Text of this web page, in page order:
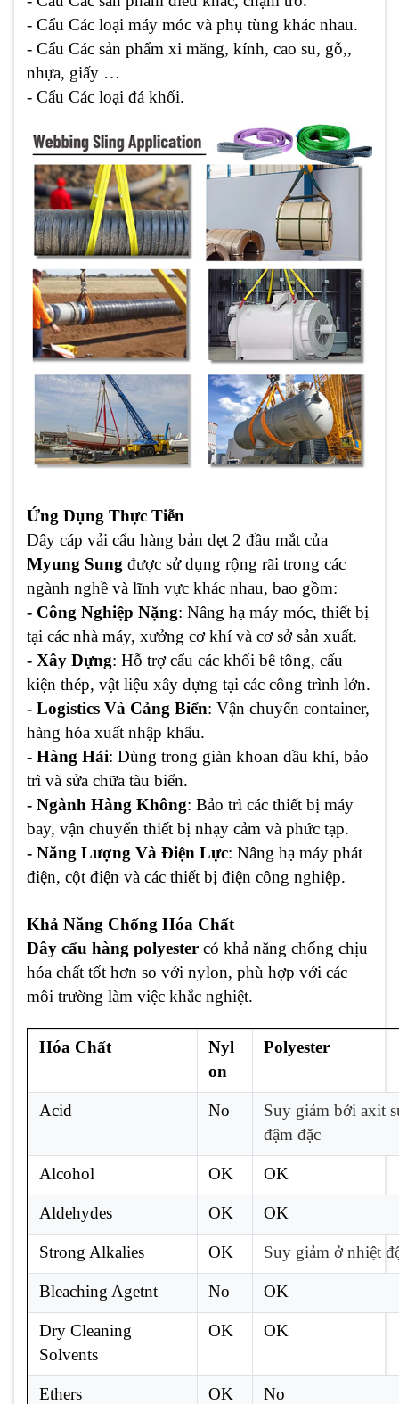
- Cẩu Các loại máy móc và phụ tùng khác nhau.
- Cẩu Các sản phẩm xi măng, kính, cao su, gỗ,,
nhựa, giấy …
- Cẩu Các loại đá khối.
Ứng Dụng Thực Tiễn
Dây cáp vải cẩu hàng bản dẹt 2 đầu mắt của
Myung Sung được sử dụng rộng rãi trong các
ngành nghề và lĩnh vực khác nhau, bao gồm:
- Công Nghiệp Nặng: Nâng hạ máy móc, thiết bị
tại các nhà máy, xưởng cơ khí và cơ sở sản xuất.
- Xây Dựng: Hỗ trợ cẩu các khối bê tông, cấu
kiện thép, vật liệu xây dựng tại các công trình lớn.
- Logistics Và Cảng Biển: Vận chuyển container,
hàng hóa xuất nhập khẩu.
- Hàng Hải: Dùng trong giàn khoan dầu khí, bảo
trì và sửa chữa tàu biển.
- Ngành Hàng Không: Bảo trì các thiết bị máy
bay, vận chuyển thiết bị nhạy cảm và phức tạp.
- Năng Lượng Và Điện Lực: Nâng hạ máy phát
điện, cột điện và các thiết bị điện công nghiệp.
Khả Năng Chống Hóa Chất
Dây cẩu hàng polyester có khả năng chống chịu
hóa chất tốt hơn so với nylon, phù hợp với các
môi trường làm việc khắc nghiệt.
Hóa Chất
Nyl
on
Polyester
Acid No
Suy giảm bởi axit
đậm đặc
Alcohol OK OK
Aldehydes OK OK
Strong Alkalies OK Suy giảm ở nhiệt
Bleaching Agetnt No OK
Dry Cleaning
Solvents
OK OK
Ethers OK No